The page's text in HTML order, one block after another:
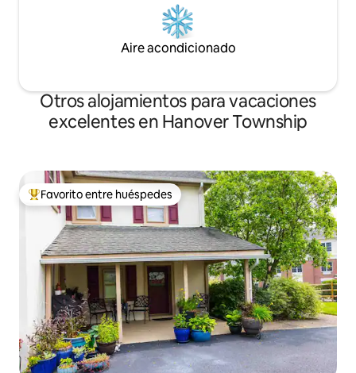
Aire acondicionado
Otros alojamientos para vacaciones
excelentes en Hanover Township
Favorito entre huéspedes preferido
Favorito entre huéspedes